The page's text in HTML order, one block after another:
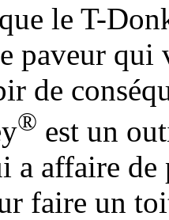
le T-
paveur qui
de
® est un
a affaire de
faire un